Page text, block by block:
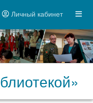
Личный кабинет